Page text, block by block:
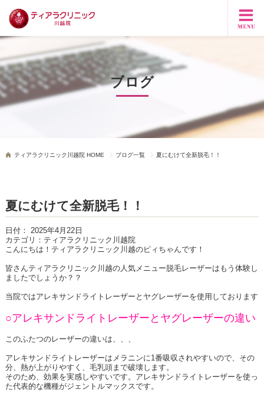
ブログ
ティアラクリニック川越院 HOME ブログ一覧 夏にむけて全新脱毛！！
夏にむけて全新脱毛！！
日付： 2025年4月22日
カテゴリ： ティアラクリニック川越院
こんにちは！ティアラクリニック川越のピィちゃんです！
皆さんティアラクリニック川越の人気メニュー脱毛レーザーはもう体験し
ましたでしょうか？？
当院ではアレキサンドライトレーザーとヤグレーザーを使用しております
○アレキサンドライトレーザーとヤグレーザーの違い
このふたつのレーザーの違いは、、、
アレキサンドライトレーザーはメラニンに1番吸収されやすいので、その
分、熱が上がりやすく、毛乳頭まで破壊します。
そのため、効果を実感しやすいです。アレキサンドライトレーザーを使っ
た代表的な機種がジェントルマックスです。